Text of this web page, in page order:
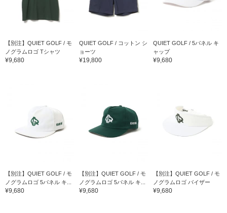
【別注】QUIET GOLF / モ
ノグラムロゴ Tシャツ
¥9,680
QUIET GOLF / コットン シ
ョーツ
¥19,800
QUIET GOLF / 5パネル キ
ャップ
¥9,680
【別注】QUIET GOLF / モ
ノグラムロゴ 5パネル キ...
¥9,680
【別注】QUIET GOLF / モ
ノグラムロゴ 5パネル キ...
¥9,680
【別注】QUIET GOLF / モ
ノグラムロゴ バイザー
¥9,680